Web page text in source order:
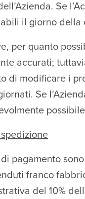
Se
il giorno della
per quanto
accurati;
di modificare i
Se
pagamento
franco
del 10%